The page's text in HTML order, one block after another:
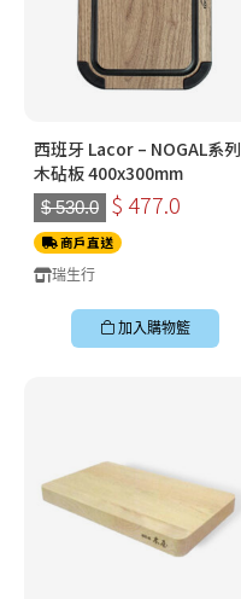
西班牙 Lacor – NOGAL系列
木砧板 400x300mm
$ 530.0 $ 477.0
商戶直送
瑞生行
加入購物籃